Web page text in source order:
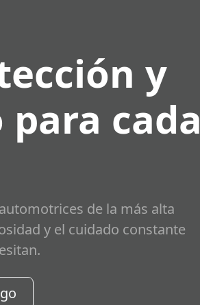
y
cada
de la más alta
y el cuidado constante